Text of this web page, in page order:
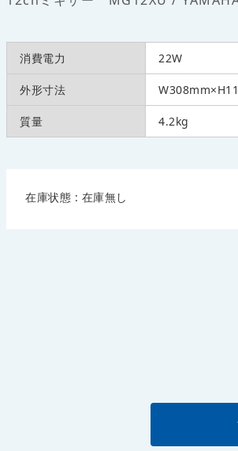
消費電力 22W
外形寸法
質量 4.2kg
在庫状態 : 在庫無し